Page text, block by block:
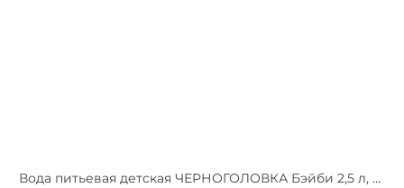
Вода питьевая детская ЧЕРНОГОЛОВКА Бэйби 2,5 л, без газа, ПЭТ